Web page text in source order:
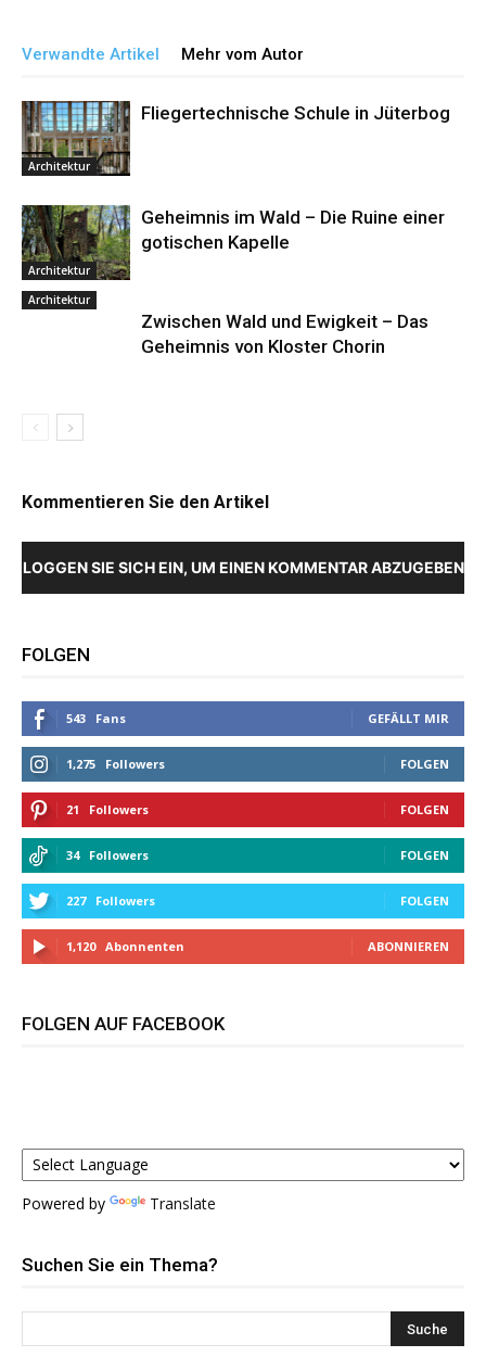
Verwandte Artikel Mehr vom Autor
Architektur
Fliegertechnische Schule in Jüterbog
Architektur
Geheimnis im Wald – Die Ruine einer
gotischen Kapelle
Architektur
Zwischen Wald und Ewigkeit – Das
Geheimnis von Kloster Chorin
Kommentieren Sie den Artikel
LOGGEN SIE SICH EIN, UM EINEN KOMMENTAR ABZUGEBEN
FOLGEN
543 Fans GEFÄLLT MIR
1,275 Followers FOLGEN
21 Followers FOLGEN
34 Followers FOLGEN
227 Followers FOLGEN
1,120 Abonnenten ABONNIEREN
FOLGEN AUF FACEBOOK
Powered by Translate
Suchen Sie ein Thema?